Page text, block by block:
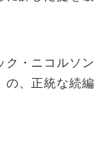
ク・ニコルソン
の、正統な続編